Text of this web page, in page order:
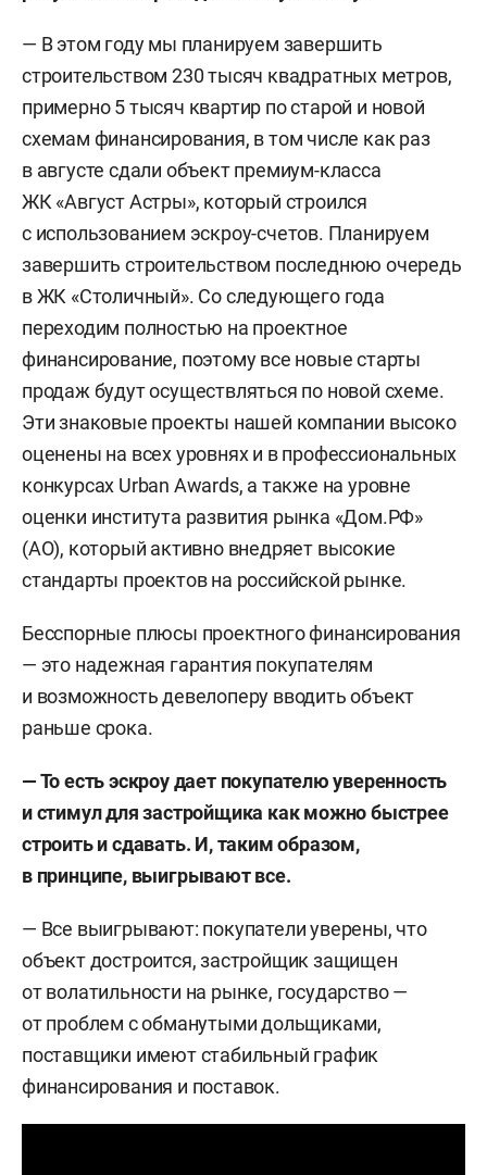
— В этом году мы планируем завершить
строительством 230 тысяч квадратных метров,
примерно 5 тысяч квартир по старой и новой
схемам финансирования, в том числе как раз
в августе сдали объект премиум-класса
ЖК «Август Астры», который строился
с использованием эскроу-счетов. Планируем
завершить строительством последнюю очередь
в ЖК «Столичный». Со следующего года
переходим полностью на проектное
финансирование, поэтому все новые старты
продаж будут осуществляться по новой схеме.
Эти знаковые проекты нашей компании высоко
оценены на всех уровнях и в профессиональных
конкурсах Urban Awards, а также на уровне
оценки института развития рынка «Дом.РФ»
(АО), который активно внедряет высокие
стандарты проектов на российской рынке.
Бесспорные плюсы проектного финансирования
— это надежная гарантия покупателям
и возможность девелоперу вводить объект
раньше срока.
— То есть эскроу дает покупателю уверенность
и стимул для застройщика как можно быстрее
строить и сдавать. И, таким образом,
в принципе, выигрывают все.
— Все выигрывают: покупатели уверены, что
объект достроится, застройщик защищен
от волатильности на рынке, государство —
от проблем с обманутыми дольщиками,
поставщики имеют стабильный график
финансирования и поставок.